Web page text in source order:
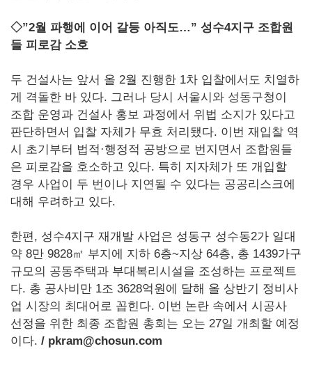
◇”2월 파행에 이어 갈등 아직도…” 성수4지구 조합원
들 피로감 소호
두 건설사는 앞서 올 2월 진행한 1차 입찰에서도 치열하
게 격돌한 바 있다. 그러나 당시 서울시와 성동구청이
조합 운영과 건설사 홍보 과정에서 위법 소지가 있다고
판단하면서 입찰 자체가 무효 처리됐다. 이번 재입찰 역
시 초기부터 법적·행정적 공방으로 번지면서 조합원들
은 피로감을 호소하고 있다. 특히 지자체가 또 개입할
경우 사업이 두 번이나 지연될 수 있다는 공공리스크에
대해 우려하고 있다.
한편, 성수4지구 재개발 사업은 성동구 성수동2가 일대
약 8만 9828㎡ 부지에 지하 6층~지상 64층, 총 1439가구
규모의 공동주택과 부대복리시설을 조성하는 프로젝트
다. 총 공사비만 1조 3628억원에 달해 올 상반기 정비사
업 시장의 최대어로 꼽힌다. 이번 논란 속에서 시공사
선정을 위한 최종 조합원 총회는 오는 27일 개최할 예정
이다. / pkram@chosun.com